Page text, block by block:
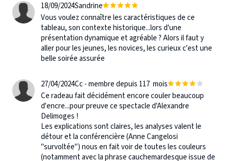
18/09/2024Sandrine
Vous voulez connaître les caractéristiques de ce
tableau, son contexte historique...lors d'une
présentation dynamique et agréable ? Alors il faut y
aller pour les jeunes, les novices, les curieux c'est une
belle soirée assurée
27/04/2024Cc - membre depuis 117 mois
Ce radeau fait décidément encore couler beaucoup
d'encre...pour preuve ce spectacle d'Alexandre
Delimoges !
Les explications sont claires, les analyses valent le
détour et la conférencière (Anne Cangelosi
"survoltée") nous en fait voir de toutes les couleurs
(notamment avec la phrase cauchemardesque issue de